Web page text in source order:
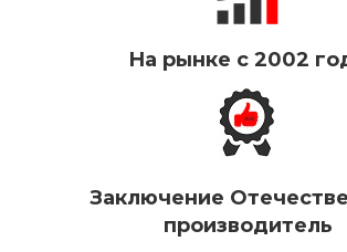
На рынке с 2002
Заключение
производитель